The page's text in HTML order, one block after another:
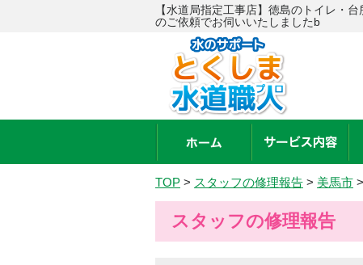
【水道局指定工事店】徳島のトイレ・
のご依頼でお伺いいたしましたb
TOP > スタッフの修理報告 > 美馬市 >
スタッフの修理報告